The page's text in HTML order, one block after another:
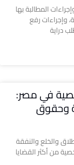
المطالبة بها
وإجراءات رفع
دراية
في مصر:
وحقوق
والخلع والنفقة
من أكثر القضايا